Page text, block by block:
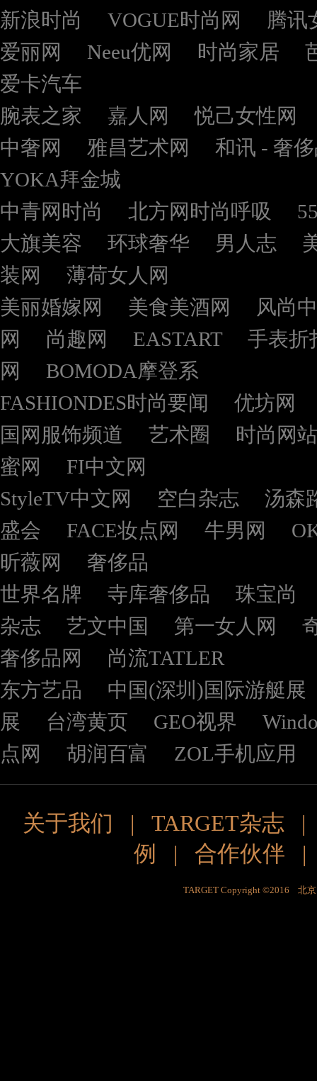
新浪时尚 VOGUE时尚网
腾讯
爱丽网
Neeu优网 时尚家居
爱卡汽车
腕表之家
嘉人网
悦己女性网
中奢网
雅昌艺术网
和讯 - 奢
YOKA拜金城
中青网时尚
北方网时尚呼吸
大旗美容
环球奢华 男人志
装网
薄荷女人网
美丽婚嫁网
美食美酒网
风尚
网
尚趣网 EASTART
手表折
网
BOMODA摩登系
FASHIONDES时尚要闻
优坊网
国网服饰频道
艺术圈
时尚网站
蜜网
FI中文网
StyleTV中文网
空白杂志
汤森
盛会
FACE妆点网 牛男网
昕薇网
奢侈品
世界名牌
寺库奢侈品
珠宝尚
杂志
艺文中国 第一女人网
奢侈品网
尚流TATLER
东方艺品
中国(深圳)国际游艇展
展
台湾黄页 GEO视界
点网
胡润百富 ZOL手机应用
关于我们 | TARGET杂志
例
| 合作伙伴
TARGET Copyright ©2016 北